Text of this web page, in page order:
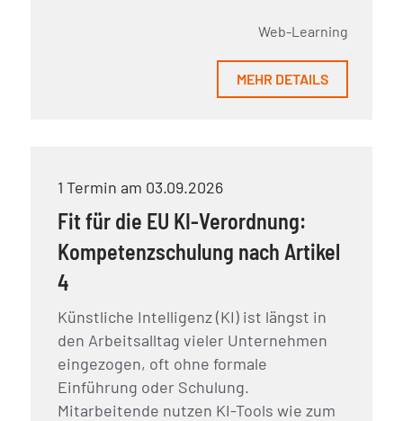
Web-Learning
MEHR DETAILS
1 Termin am 03.09.2026
Fit für die EU KI-Verordnung:
Kompetenzschulung nach Artikel
4
Künstliche Intelligenz (KI) ist längst in
den Arbeitsalltag vieler Unternehmen
eingezogen, oft ohne formale
Einführung oder Schulung.
Mitarbeitende nutzen KI-Tools wie zum